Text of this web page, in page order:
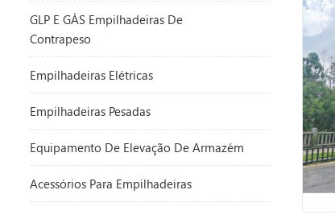
GLP E GÁS Empilhadeiras De
Contrapeso
Empilhadeiras Elétricas
Empilhadeiras Pesadas
Equipamento De Elevação De Armazém
Acessórios Para Empilhadeiras